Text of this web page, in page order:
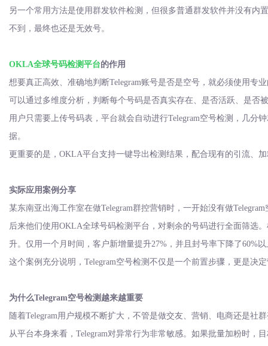
另一个常用方法是使用群发软件检测，但很多普通群发软件并没有内置
不到，最终也还是无效号。
OKLA全球号码检测平台的作用
想要真正高效、准确地判断Telegram账号是否是空号，就必须使用专
可以通过多维度分析，判断每个号码是否真实存在、是否活跃、是否
用户只需要上传号码表，平台就会自动进行Telegram空号检测，几分
据。
更重要的是， OKLA平台支持一键导出检测结果，配合现有的引流、
实际应用案例分享
某东南亚出海工作室在做Telegram群控营销时，一开始没有做
后来他们使用OKLA全球号码检测平台，对剩余的号码进行全面筛选
升。仅用一个月时间，客户新增量提升27%，并且封号率下降了60%
这个案例充分说明， Telegram空号检测不仅是一个前置步骤，更是决
为什么Telegram空号检测越来越重要
随着Telegram用户规模不断扩大，不管是做交友、营销、电商还是社
从平台本身来看， Telegram对异常行为非常敏感。如果批量加粉时，